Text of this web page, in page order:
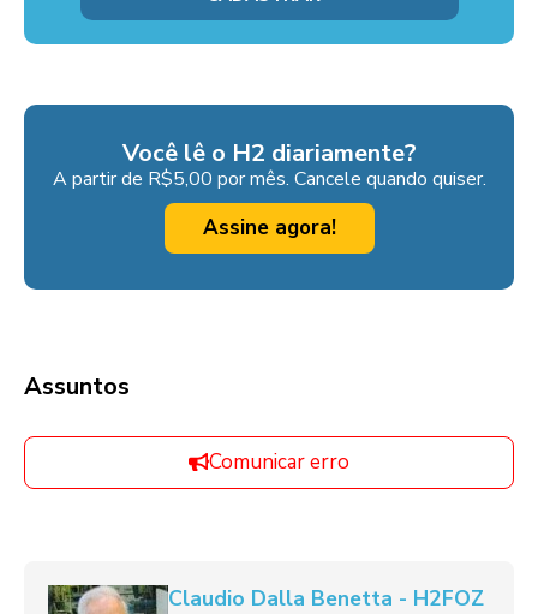
Você lê o H2 diariamente?
A partir de R$5,00 por mês. Cancele quando quiser.
Assine agora!
Assuntos
Comunicar erro
Claudio Dalla Benetta - H2FOZ